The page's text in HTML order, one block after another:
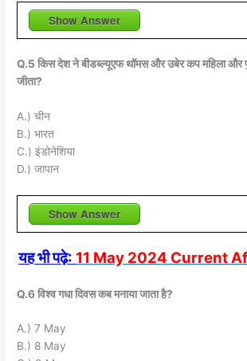
Show Answer
Q.5 किस देश ने बीडब्ल्यूएफ थॉमस और उबेर कप महिला और
जीता?
A.) चीन
B.) भारत
C.) इंडोनेशिया
D.) जापान
Show Answer
यह भी पढ़े: 11 May 2024 Current
Q.6 विश्व गधा दिवस कब मनाया जाता है?
A.) 7 May
B.) 8 May